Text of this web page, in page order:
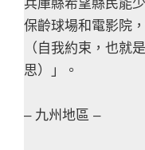
兵庫縣希望縣民能
保齡球場和電影院
（自我約束，也就
思）」。
– 九州地區 –